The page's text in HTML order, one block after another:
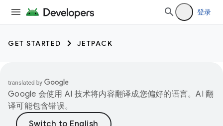
登录
GET STARTED JETPACK
Google 会使用 AI 技术将内容翻译成您偏好的语言。AI 翻
译可能包含错误。